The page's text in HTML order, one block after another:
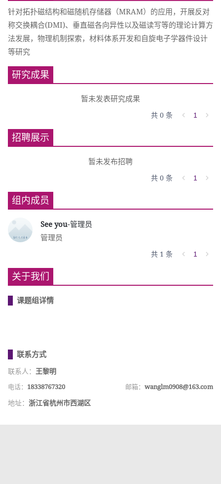
针对拓扑磁结构和磁随机存储器（MRAM）的应用，开展反对
称交换耦合(DMI)、垂直磁各向异性以及磁读写等的理论计算方
法发展，物理机制探索，材料体系开发和自旋电子学器件设计
等研究
研究成果
暂未发表研究成果
共 0 条 1
招聘展示
暂未发布招聘
共 0 条 1
组内成员
See you-管理员
管理员
共 1 条 1
关于我们
课题组详情
联系方式
联系人： 王黎明
电话： 18338767320 邮箱： wanglm0908@163.com
地址： 浙江省杭州市西湖区